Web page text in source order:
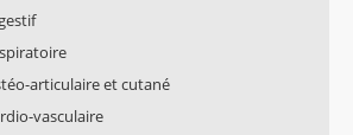
articulaire et cutané
vasculaire